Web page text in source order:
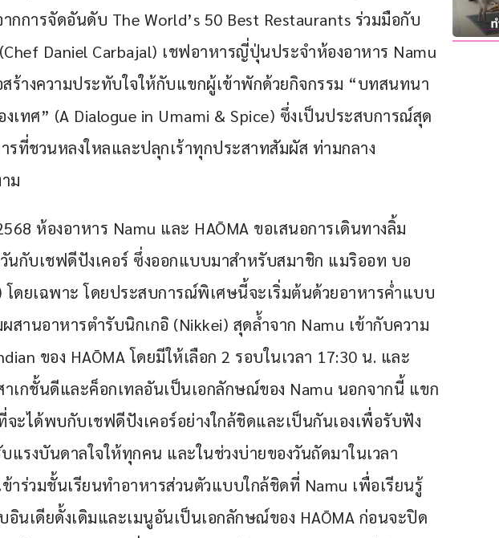
กการจัดอันดับ The World’s 50 Best Restaurants ร่วมมือกับ
Daniel Carbajal) เชฟอาหารญี่ปุ่นประจำห้องอาหาร Namu
ร้างความประทับใจให้กับแขกผู้เข้าพักด้วยกิจกรรม “บทสนทนา
เทศ” (A Dialogue in Umami & Spice) ซึ่งเป็นประสบการณ์สุด
รที่ชวนหลงใหลและปลุกเร้าทุกประสาทสัมผัส ท่ามกลาง
ม
ห้องอาหาร Namu และ HAŌMA ขอเสนอการเดินทางลิ้ม
นกับเชฟดีปังเคอร์ ซึ่งออกแบบมาสำหรับสมาชิก แมริออท บอ
โดยเฉพาะ โดยประสบการณ์พิเศษนี้จะเริ่มต้นด้วยอาหารค่ำแบบ
สานอาหารตำรับนิกเกอิ (Nikkei) สุดล้ำจาก Namu เข้ากับความ
ของ HAŌMA โดยมีให้เลือก 2 รอบในเวลา 17:30 น. และ
าเกชั้นดีและค็อกเทลอันเป็นเอกลักษณ์ของ Namu นอกจากนี้ แขก
ะได้พบกับเชฟดีปังเคอร์อย่างใกล้ชิดและเป็นกันเองเพื่อรับฟัง
บแรงบันดาลใจให้ทุกคน และในช่วงบ่ายของวันถัดมาในเวลา
าร่วมชั้นเรียนทำอาหารส่วนตัวแบบใกล้ชิดที่ Namu เพื่อเรียนรู้
อินเดียดั้งเดิมและเมนูอันเป็นเอกลักษณ์ของ HAŌMA ก่อนจะปิด